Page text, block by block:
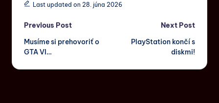
Last updated on 28. júna 2026
Previous Post
Musíme si prehovoriť o
GTA VI…
Next Post
PlayStation končí s
diskmi!